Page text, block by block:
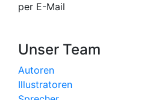
per E-Mail
Unser Team
Autoren
Illustratoren